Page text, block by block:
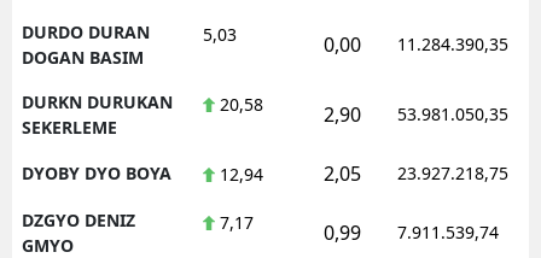
DURDO DURAN
DOGAN BASIM
5,03 0,00 11.284.390,35
DURKN DURUKAN
SEKERLEME
20,58 2,90 53.981.050,35
DYOBY DYO BOYA 12,94 2,05 23.927.218,75
DZGYO DENIZ
GMYO
7,17 0,99 7.911.539,74